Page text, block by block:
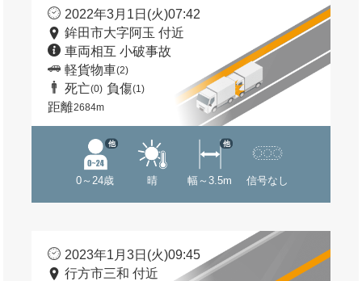
2022年3月1日(火)07:42
鉾田市大字阿玉 付近
車両相互 小破事故
軽貨物車(2)
死亡(0) 負傷(1)
距離2684m
0～24歳
他
晴 幅～3.5m
他
信号なし
2023年1月3日(火)09:45
行方市三和 付近